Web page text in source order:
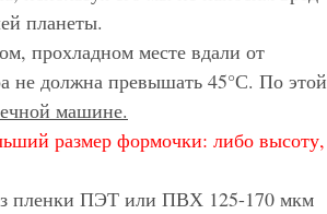
планеты.
прохладном месте вдали от
не должна превышать 45°С. По этой
машине.
размер формочки: либо высоту,
пленки ПЭТ или ПВХ 125-170 мкм